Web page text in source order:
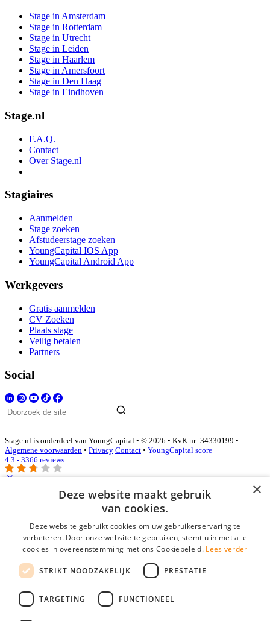
Stage in Amsterdam
Stage in Rotterdam
Stage in Utrecht
Stage in Leiden
Stage in Haarlem
Stage in Amersfoort
Stage in Den Haag
Stage in Eindhoven
Stage.nl
F.A.Q.
Contact
Over Stage.nl
Stagiaires
Aanmelden
Stage zoeken
Afstudeerstage zoeken
YoungCapital IOS App
YoungCapital Android App
Werkgevers
Gratis aanmelden
CV Zoeken
Plaats stage
Veilig betalen
Partners
Social
Stage.nl is onderdeel van YoungCapital • © 2026 • KvK nr: 34330199 •
Algemene voorwaarden • Privacy Contact • YoungCapital score
4.3 - 3366 reviews
Inloggen als bedrijf
E-mail*
Wachtwoord
login gegevens onthouden
login
×
Deze website maakt gebruik
van cookies.
Deze website gebruikt cookies om uw gebruikerservaring te
verbeteren. Door onze website te gebruiken, stemt u in met alle
cookies in overeenstemming met ons Cookiebeleid. Lees verder
STRIKT NOODZAKELIJK PRESTATIE
TARGETING FUNCTIONEEL